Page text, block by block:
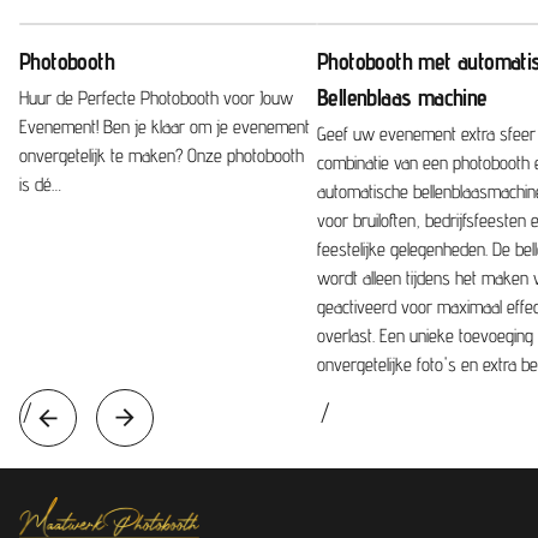
prijzen die u als organisator een goed gevoel geven
over uw keuze én over uw evenement.
In onze ogen moet een product goedkoper worden
naarmate de populariteit stijgt. Helaas zien wij bij onze
concurrenten het tegenovergestelde gebeuren.
Photobooth
Huur de Perfecte Photobooth voor Jouw
Evenement! Ben je klaar om je evenement
onvergetelijk te maken? Onze photobooth
is dé…
/
Photobooth met
Bellenblaas machine
Geef uw evenement extra
combinatie van een photobooth
automatische
voor bruiloften, bedrijfsfeesten
feestelijke gelegenheden. De
wordt alleen tijdens het maken
geactiveerd voor maximaal
overlast. Een unieke
onvergetelijke foto's en extra
/